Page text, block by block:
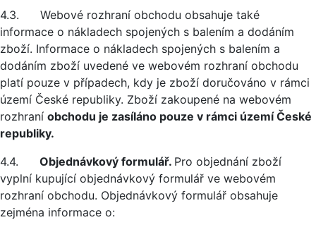
4.3. Webové rozhraní obchodu obsahuje také
informace o nákladech spojených s balením a dodáním
zboží. Informace o nákladech spojených s balením a
dodáním zboží uvedené ve webovém rozhraní obchodu
platí pouze v případech, kdy je zboží doručováno v rámci
území České republiky. Zboží zakoupené na webovém
rozhraní obchodu je zasíláno pouze v rámci území České
republiky.
4.4. Objednávkový formulář. Pro objednání zboží
vyplní kupující objednávkový formulář ve webovém
rozhraní obchodu. Objednávkový formulář obsahuje
zejména informace o: